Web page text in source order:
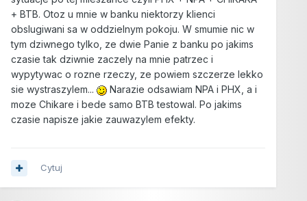
+ BTB. Otoz u mnie w banku niektorzy klienci
obslugiwani sa w oddzielnym pokoju. W smumie nic w
tym dziwnego tylko, ze dwie Panie z banku po jakims
czasie tak dziwnie zaczely na mnie patrzec i
wypytywac o rozne rzeczy, ze powiem szczerze lekko
sie wystraszylem...
Narazie odsawiam NPA i PHX, a i
moze Chikare i bede samo BTB testowal. Po jakims
czasie napisze jakie zauwazylem efekty.
Cytuj